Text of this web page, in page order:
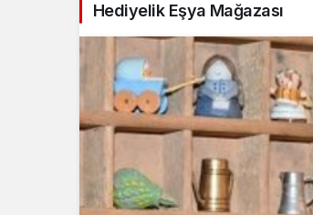
Haberleri
Hediyelik Eşya Mağazası